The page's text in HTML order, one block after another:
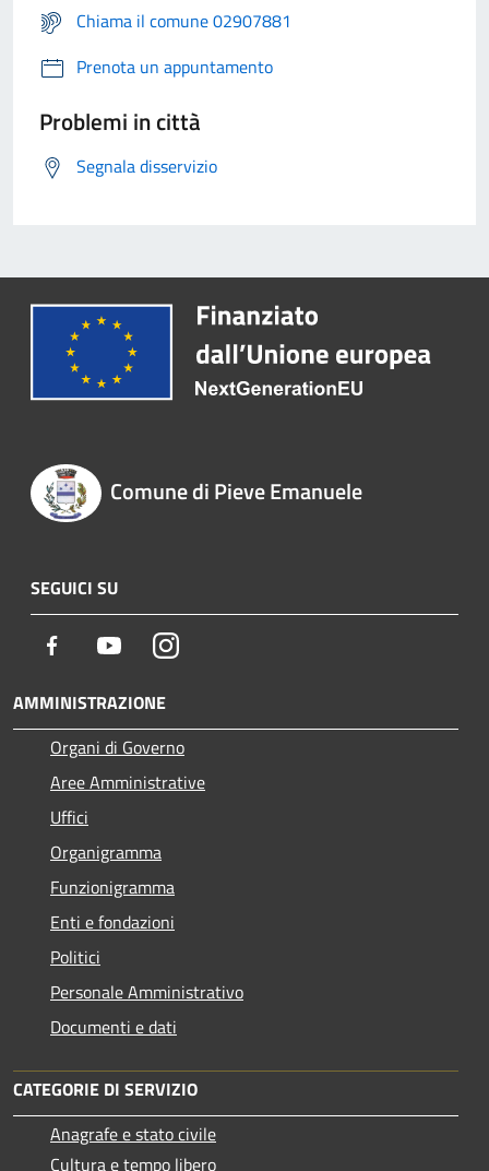
Chiama il comune 02907881
Prenota un appuntamento
Problemi in città
Segnala disservizio
Comune di Pieve Emanuele
SEGUICI SU
Facebook YoutubeInstagram
AMMINISTRAZIONE
Organi di Governo
Aree Amministrative
Uffici
Organigramma
Funzionigramma
Enti e fondazioni
Politici
Personale Amministrativo
Documenti e dati
CATEGORIE DI SERVIZIO
Anagrafe e stato civile
Cultura e tempo libero